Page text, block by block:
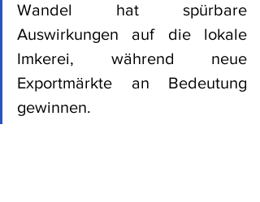
Wandel hat spürbare
Auswirkungen auf die lokale
Imkerei, während neue
Exportmärkte an Bedeutung
gewinnen.